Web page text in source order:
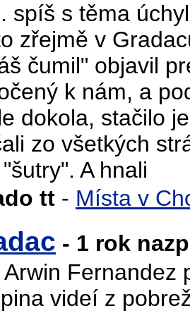
spíš s těma
zřejmě v
čumil" objavil
k nám, a
dokola, stačilo
zo všetkých
A hnali
tt - Místa v
- 1 rok
Fernandez
videí z